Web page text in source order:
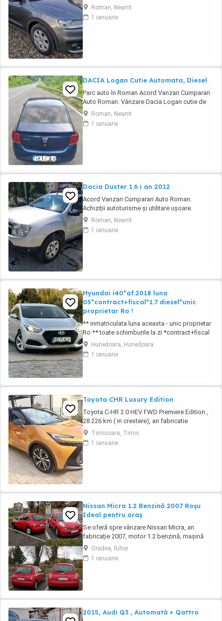
și utilitare ușoare. --AUTOTURISM cumparat
in Noiembrie 2014 din Reprezentanța Italia
Înmatriculat Romania acte si taxe la zi -- Carte
Roman, Neamt
1 ianuarie
DACIA Logan Cutie Automata, Diesel
Parc auto în Roman Acord Vanzari Cumparari
Auto Roman. Vânzare Dacia Logan cutie de
viteze automata Cumpărat reprezentantă
România în noiembrie 2018 Cea mai bună
Motorizare 1500 diesel de 90 Cp euro6 fara
Roman, Neamt
1 ianuarie
Dacia Duster 1.6 i an 2012
Acord Vanzari Cumparari Auto Roman.
Achiziții autoturisme și utilitare ușoare.
Vanzare Dacia Duster .proveniență Franța.
Înmatriculat România de 6 luni. Unic
proprietar. Funcționare Ireproșabilă. Se
Roman, Neamt
1 ianuarie
Hyundai i40*af.2018 luna
05*contract+fiscal*1.7 diesel*unic
proprietar Ro !
** inmatriculata luna aceasta - unic proprietar
Ro ** toate schimburile la zi *contract+fiscal
pe loc == Hyundai i40 *af.2018 luna 05 *euro
6! == 1.7 diesel CRDI *85 kw - 115 cp
*distributia pe lant == pachet crom interior
Hunedoara, Hunedoara
1 ianuarie
Toyota CHR Luxury Edition
Toyota C-HR 2.0 HEV FWD Premiere Edition ,
28.226 km ( in crestere), an fabricatie
noiembrie 2023, prima inmatriculare iulie
2024, achizitionata direct de la reprezentanta
Toyota Jante 19 + Set cauciucuri iarnă
Timisoara, Timis
1 ianuarie
Nissan Micra 1.2 Benzină 2007 Roșu
Ideal pentru oraș
Se oferă spre vânzare Nissan Micra, an
fabricație 2007, motor 1.2 benzină, mașină
economică, fiabilă și foarte ușor de condus,
ideală pentru oraș sau pentru un șofer
începător. Culoare: roșu Caroserie: hatchback,
Oradea, Bihor
1 ianuarie
2015, Audi Q3 , Automată + Qattro